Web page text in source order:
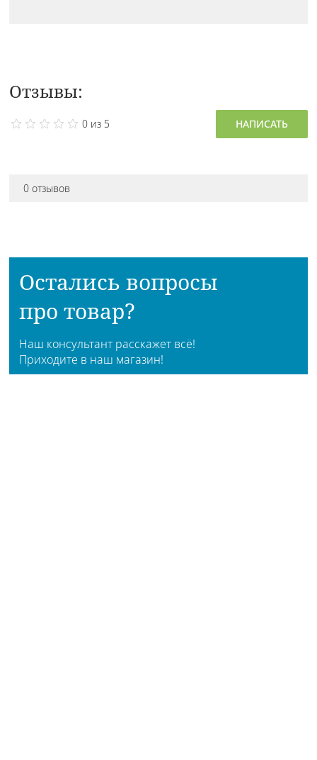
Отзывы:
0 из 5 НАПИСАТЬ
0 отзывов
Остались вопросы
про товар?
Наш консультант расскажет всё!
Приходите в наш магазин!